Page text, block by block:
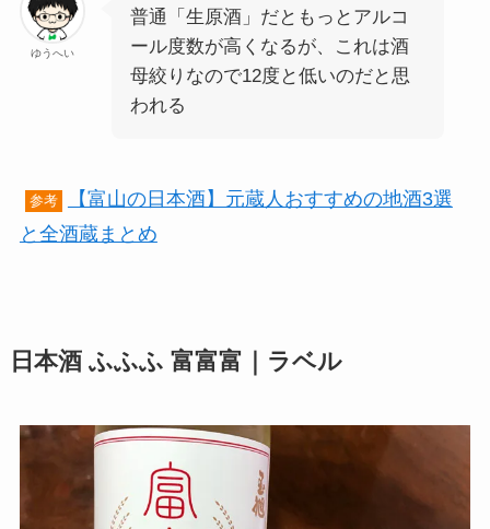
ゆうへい
普通「生原酒」だともっとアルコ
ール度数が高くなるが、これは酒
母絞りなので12度と低いのだと思
われる
参考
【富山の日本酒】元蔵人おすすめの地酒3選
と全酒蔵まとめ
日本酒 ふふふ 富富富｜ラベル